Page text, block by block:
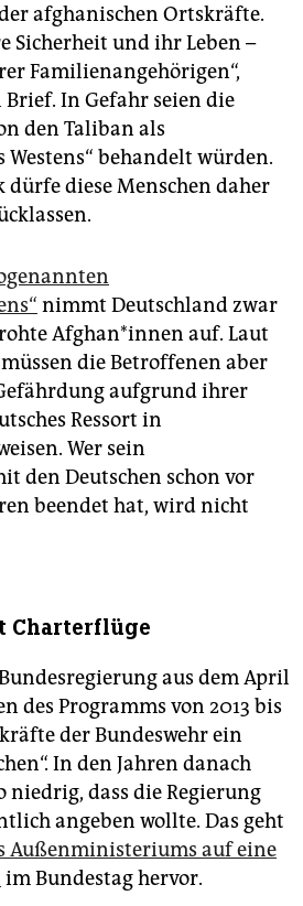
afghanischen Ortskräfte.
Sicherheit und ihr Leben –
Familienangehörigen“,
In Gefahr seien die
den Taliban als
Westens“ behandelt würden.
diese Menschen daher
nimmt Deutschland zwar
Af­gha­n*in­nen auf. Laut
die Betroffenen aber
aufgrund ihrer
Ressort in
Wer sein
den Deutschen schon vor
beendet hat, wird nicht
aus dem April
des Programms von 2013 bis
der Bundeswehr ein
In den Jahren danach
niedrig, dass die Regierung
angeben wollte. Das geht
Außenministeriums auf eine
im Bundestag hervor.